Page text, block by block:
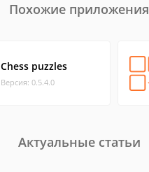
Похожие приложения
Chess puzzles
Версия: 0.5.4.0
Актуальные статьи